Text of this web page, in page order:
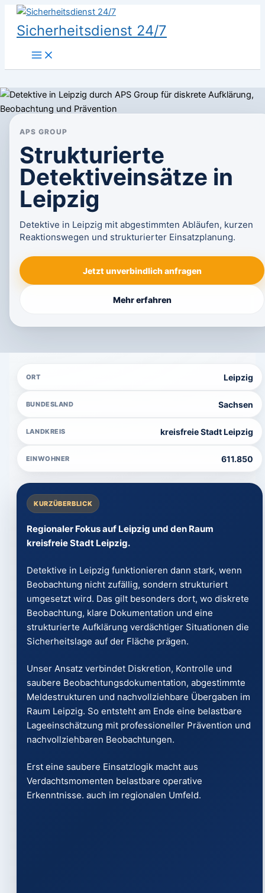
Zum
Inhalt
springen
Sicherheitsdienst 24/7
APS GROUP
Strukturierte
Detektiveinsätze in
Leipzig
Detektive in Leipzig mit abgestimmten Abläufen, kurzen
Reaktionswegen und strukturierter Einsatzplanung.
Jetzt unverbindlich anfragen
Mehr erfahren
ORT Leipzig
BUNDESLAND Sachsen
LANDKREIS kreisfreie Stadt Leipzig
EINWOHNER 611.850
KURZÜBERBLICK
Regionaler Fokus auf Leipzig und den Raum
kreisfreie Stadt Leipzig.
Detektive in Leipzig funktionieren dann stark, wenn
Beobachtung nicht zufällig, sondern strukturiert
umgesetzt wird. Das gilt besonders dort, wo diskrete
Beobachtung, klare Dokumentation und eine
strukturierte Aufklärung verdächtiger Situationen die
Sicherheitslage auf der Fläche prägen.
Unser Ansatz verbindet Diskretion, Kontrolle und
saubere Beobachtungsdokumentation, abgestimmte
Meldestrukturen und nachvollziehbare Übergaben im
Raum Leipzig. So entsteht am Ende eine belastbare
Lageeinschätzung mit professioneller Prävention und
nachvollziehbaren Beobachtungen.
Erst eine saubere Einsatzlogik macht aus
Verdachtsmomenten belastbare operative
Erkenntnisse. auch im regionalen Umfeld.